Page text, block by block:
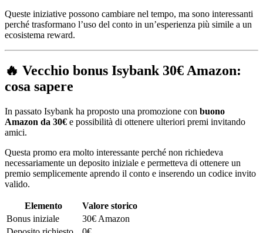
Queste iniziative possono cambiare nel tempo, ma sono interessanti
perché trasformano l’uso del conto in un’esperienza più simile a un
ecosistema reward.
🔥 Vecchio bonus Isybank 30€ Amazon:
cosa sapere
In passato Isybank ha proposto una promozione con buono
Amazon da 30€ e possibilità di ottenere ulteriori premi invitando
amici.
Questa promo era molto interessante perché non richiedeva
necessariamente un deposito iniziale e permetteva di ottenere un
premio semplicemente aprendo il conto e inserendo un codice invito
valido.
Elemento
Valore storico
Bonus iniziale
30€ Amazon